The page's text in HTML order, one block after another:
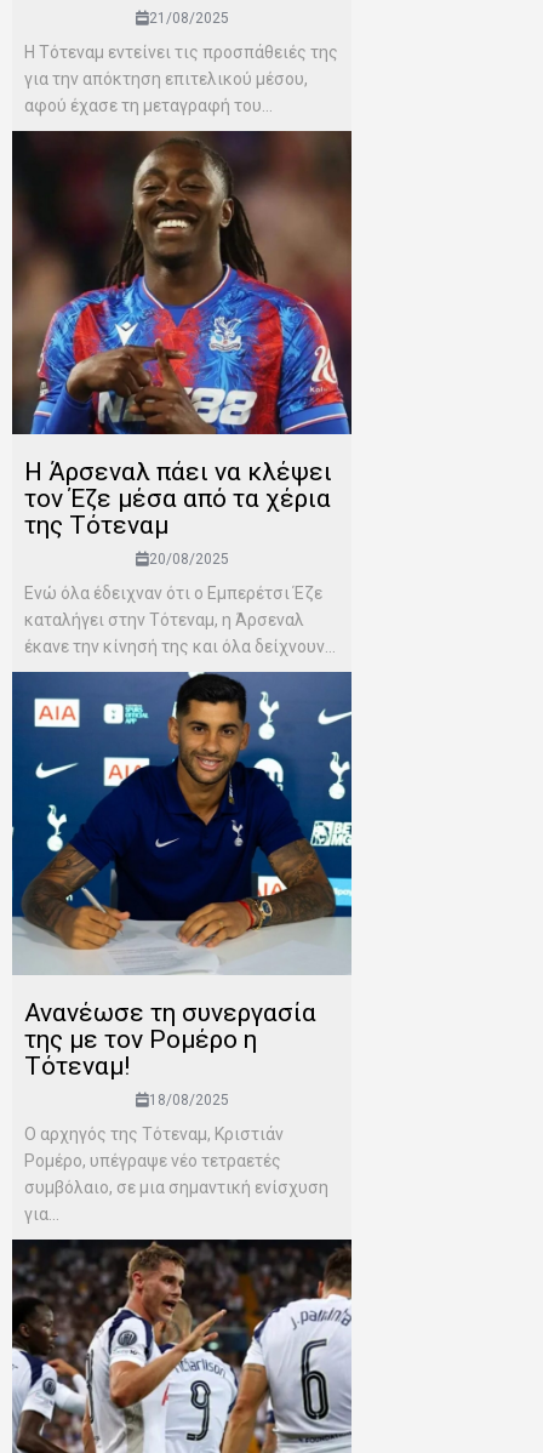
21/08/2025
Η Τότεναμ εντείνει τις προσπάθειές της
για την απόκτηση επιτελικού μέσου,
αφού έχασε τη μεταγραφή του...
H Άρσεναλ πάει να κλέψει
τον Έζε μέσα από τα χέρια
της Τότεναμ
20/08/2025
Ενώ όλα έδειχναν ότι ο Εμπερέτσι Έζε
καταλήγει στην Τότεναμ, η Άρσεναλ
έκανε την κίνησή της και όλα δείχνουν...
Ανανέωσε τη συνεργασία
της με τον Ρομέρο η
Τότεναμ!
18/08/2025
Ο αρχηγός της Τότεναμ, Κριστιάν
Ρομέρο, υπέγραψε νέο τετραετές
συμβόλαιο, σε μια σημαντική ενίσχυση
για...